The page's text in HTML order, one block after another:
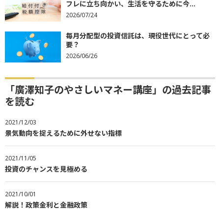
フレに立ち向かい、生活を守るために今...
2026/07/24
毎月分配型の投資信託は、現役世代にとって必
要？
2026/06/26
「廣澤知子のやさしいマネー講座」の過去記事
を読む
2021/12/03
景気動向を捉えるために外せない指標
2021/11/05
投資のチャンスを見極める
2021/10/01
解説！政策金利と金融政策